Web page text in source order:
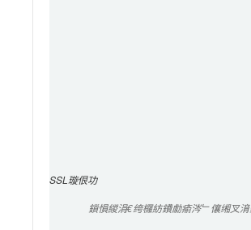
SSL璇佷功
鎻愪緵涓€绔欏紡鐨勮瘉涔﹂儴缃叉